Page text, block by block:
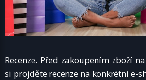
Recenze. Před zakoupením zboží
si projděte recenze na konkrétní e-